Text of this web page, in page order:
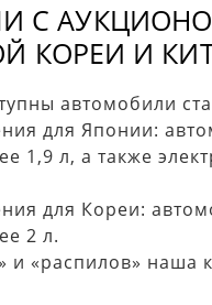
С
И
автомобили
для Японии:
1,9 л, а также
для Кореи:
2 л.
и «распилов» наша